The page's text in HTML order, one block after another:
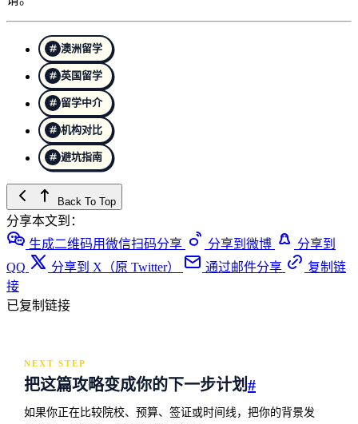
澳洲留学
英国留学
留学中介
机构对比
避坑指南
Back To Top
分享本文到：
生成二维码用微信扫码分享
分享到微博
分享到
QQ
分享到 X（原 Twitter） 通过邮件分享
复制链
接
已复制链接
NEXT STEP
把这篇攻略变成你的下一步计划#
如果你正在比较院校、预算、签证或时间线，把你的背景发